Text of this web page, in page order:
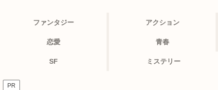
ファンタジー アクション
恋愛 青春
SF ミステリー
PR